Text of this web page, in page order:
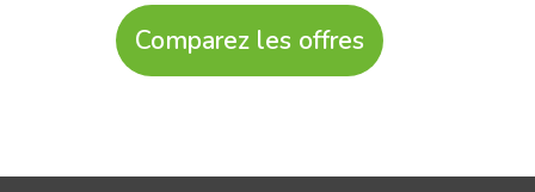
Comparez les offres